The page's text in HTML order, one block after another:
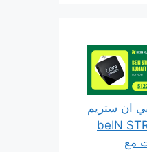
ان ستريم
beIN
مع